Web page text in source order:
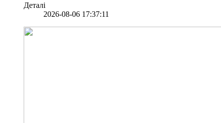
Деталі
2026-08-06 17:37:11